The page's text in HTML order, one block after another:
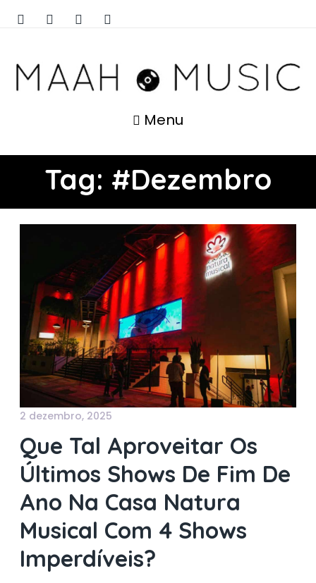
Menu
Tag: #Dezembro
2 dezembro, 2025
Que Tal Aproveitar Os
Últimos Shows De Fim De
Ano Na Casa Natura
Musical Com 4 Shows
Imperdíveis?